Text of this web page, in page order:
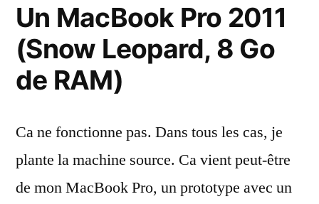
Un MacBook Pro 2011
(Snow Leopard, 8 Go
de RAM)
Ca ne fonctionne pas. Dans tous les cas, je
plante la machine source. Ca vient peut-être
de mon MacBook Pro, un prototype avec un